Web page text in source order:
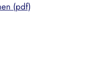
(pdf)